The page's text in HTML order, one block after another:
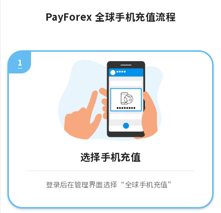
PayForex 全球手机充值流程
1
选择手机充值
登录后在管理界面选择“全球手机充值”